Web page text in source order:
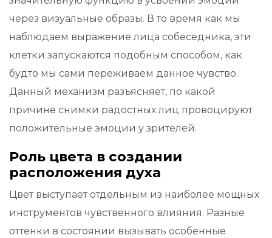
через визуальные образы. В то время как мы
наблюдаем выражение лица собеседника, эти
клетки запускаются подобным способом, как
будто мы сами переживаем данное чувство.
Данный механизм разъясняет, по какой
причине снимки радостных лиц провоцируют
положительные эмоции у зрителей.
Роль цвета в создании
расположения духа
Цвет выступает отдельным из наиболее мощных
инструментов чувственного влияния. Разные
оттенки в состоянии вызывать особенные